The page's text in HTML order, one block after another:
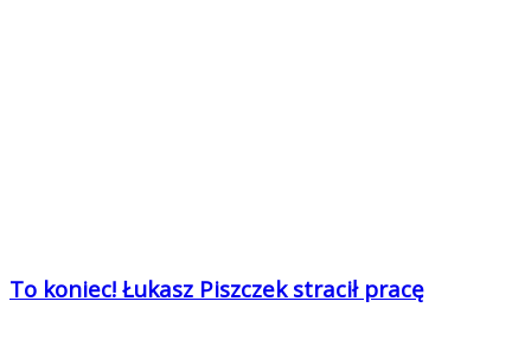
To koniec! Łukasz Piszczek stracił pracę